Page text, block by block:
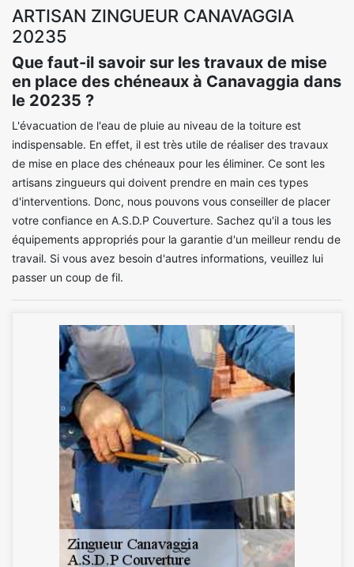
ARTISAN ZINGUEUR CANAVAGGIA
20235
Que faut-il savoir sur les travaux de mise
en place des chéneaux à Canavaggia dans
le 20235 ?
L'évacuation de l'eau de pluie au niveau de la toiture est
indispensable. En effet, il est très utile de réaliser des travaux
de mise en place des chéneaux pour les éliminer. Ce sont les
artisans zingueurs qui doivent prendre en main ces types
d'interventions. Donc, nous pouvons vous conseiller de placer
votre confiance en A.S.D.P Couverture. Sachez qu'il a tous les
équipements appropriés pour la garantie d'un meilleur rendu de
travail. Si vous avez besoin d'autres informations, veuillez lui
passer un coup de fil.